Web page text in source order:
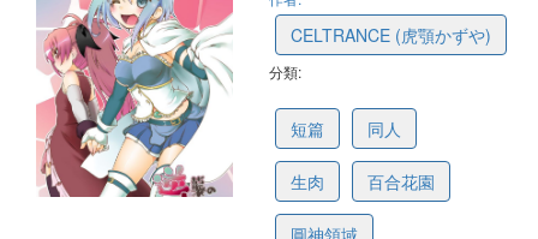
CELTRANCE (虎顎かずや)
分類:
短篇 同人
生肉 百合花園
圓神領域